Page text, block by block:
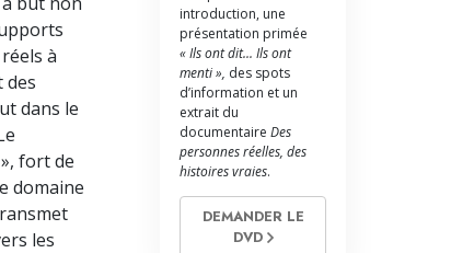
à
des
dans le
fort de
domaine
les
introduction, une
présentation primée
« Ils ont dit... Ils ont
menti », des spots
d’information et un
extrait du
documentaire Des
personnes réelles, des
histoires vraies.
DEMANDER LE
DVD